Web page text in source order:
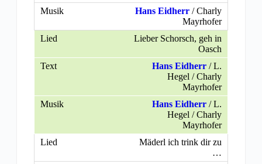
Hans Eidherr / Charly
Mayrhofer
Lieber Schorsch, geh in
Oasch
Hans Eidherr / L.
Hegel / Charly
Mayrhofer
Hans Eidherr / L.
Hegel / Charly
Mayrhofer
Mäderl ich trink dir zu
…